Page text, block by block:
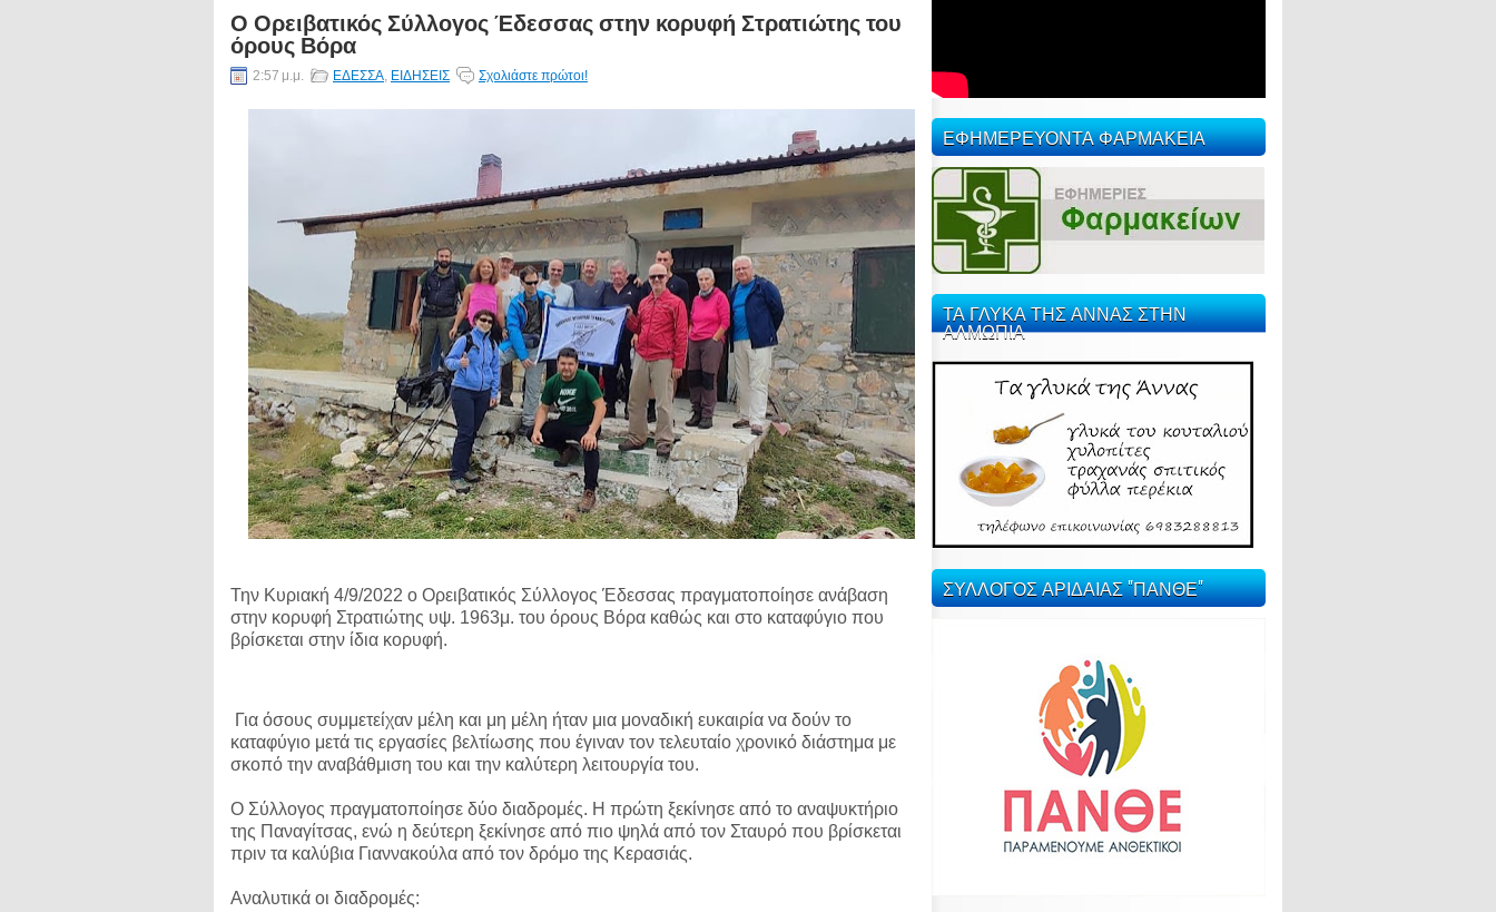
Ο Ορειβατικός Σύλλογος Έδεσσας στην κορυφή Στρατιώτης του
όρους Βόρα
2:57 μ.μ. ΕΔΕΣΣΑ, ΕΙΔΗΣΕΙΣ Σχολιάστε πρώτοι!
Την Κυριακή 4/9/2022 ο Ορειβατικός Σύλλογος Έδεσσας πραγματοποίησε ανάβαση
στην κορυφή Στρατιώτης υψ. 1963μ. του όρους Βόρα καθώς και στο καταφύγιο που
βρίσκεται στην ίδια κορυφή.
Για όσους συμμετείχαν μέλη και μη μέλη ήταν μια μοναδική ευκαιρία να δούν το
καταφύγιο μετά τις εργασίες βελτίωσης που έγιναν τον τελευταίο χρονικό διάστημα με
σκοπό την αναβάθμιση του και την καλύτερη λειτουργία του.
Ο Σύλλογος πραγματοποίησε δύο διαδρομές. Η πρώτη ξεκίνησε από το αναψυκτήριο
της Παναγίτσας, ενώ η δεύτερη ξεκίνησε από πιο ψηλά από τον Σταυρό που βρίσκεται
πριν τα καλύβια Γιαννακούλα από τον δρόμο της Κερασιάς.
Αναλυτικά οι διαδρομές:
ΕΦΗΜΕΡΕΥΟΝΤΑ ΦΑΡΜΑΚΕΙΑ
ΤΑ ΓΛΥΚΑ ΤΗΣ ΑΝΝΑΣ ΣΤΗΝ
ΑΛΜΩΠΙΑ
ΣΥΛΛΟΓΟΣ ΑΡΙΔΑΙΑΣ "ΠΑΝΘΕ"